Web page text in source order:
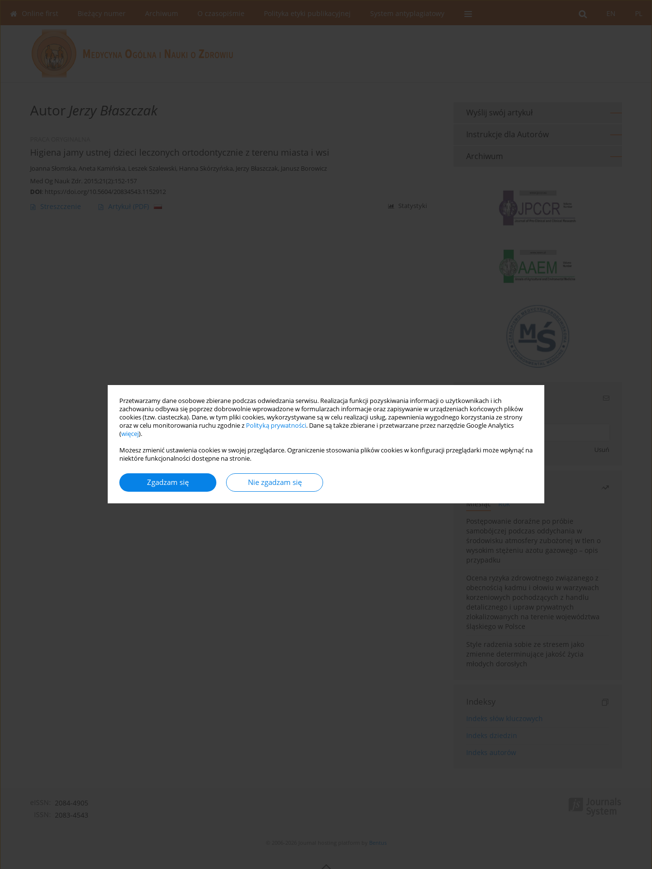
Przetwarzamy dane osobowe zbierane podczas odwiedzania serwisu. Realizacja funkcji pozyskiwania informacji o użytkownikach i ich
zachowaniu odbywa się poprzez dobrowolnie wprowadzone w formularzach informacje oraz zapisywanie w urządzeniach końcowych plików
cookies (tzw. ciasteczka). Dane, w tym pliki cookies, wykorzystywane są w celu realizacji usług, zapewnienia wygodnego korzystania ze strony
oraz w celu monitorowania ruchu zgodnie z Polityką prywatności. Dane są także zbierane i przetwarzane przez narzędzie Google Analytics
(więcej).
Możesz zmienić ustawienia cookies w swojej przeglądarce. Ograniczenie stosowania plików cookies w konfiguracji przeglądarki może wpłynąć na
niektóre funkcjonalności dostępne na stronie.
Zgadzam się Nie zgadzam się
PL
EN
Online first Bieżący numer Archiwum O czasopiśmie Polityka etyki publikacyjnej System antyplagiatowy
Autor Jerzy Błaszczak
Higiena jamy ustnej dzieci leczonych ortodontycznie z terenu miasta i wsi
Joanna Słomska, Aneta Kamińska, Leszek Szalewski, Hanna Skórzyńska, Jerzy Błaszczak, Janusz Borowicz
Med Og Nauk Zdr. 2015;21(2):152-157
DOI: https://doi.org/10.5604/20834543.1152912
Streszczenie Artykuł (PDF) Statystyki
Wyślij swój artykuł
Instrukcje dla Autorów
Archiwum
Newsletter
Wpisz swój adres email
Zapisz się Usuń
Miesiąc
Rok
Postępowanie doraźne po próbie
samobójczej podczas oddychania w
środowisku atmosfery zubożonej w tlen o
wysokim stężeniu azotu gazowego – opis
przypadku
Ocena ryzyka zdrowotnego związanego z
obecnością kadmu i ołowiu w warzywach
korzeniowych pochodzących z handlu
detalicznego i upraw prywatnych
zlokalizowanych na terenie województwa
śląskiego w Polsce
Style radzenia sobie ze stresem jako
zmienne determinujące jakość życia
młodych dorosłych
Indeksy
Indeks słów kluczowych
Indeks dziedzin
Indeks autorów
2084-4905
2083-4543
Bentus